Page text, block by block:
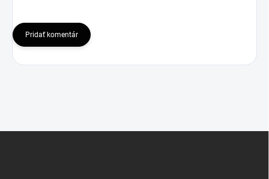
Pridať komentár